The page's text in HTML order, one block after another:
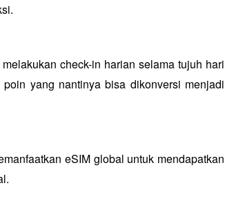
check-in harian selama tujuh hari
yang nantinya bisa dikonversi menjadi
eSIM global untuk mendapatkan